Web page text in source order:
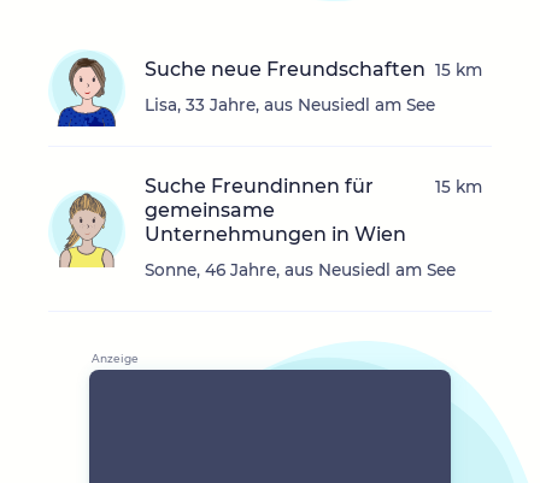
Suche neue Freundschaften
Lisa, 33 Jahre, aus Neusiedl am See
15 km
Suche Freundinnen für
gemeinsame
Unternehmungen in Wien
Sonne, 46 Jahre, aus Neusiedl am See
15 km